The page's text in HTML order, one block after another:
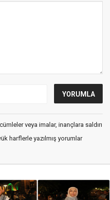
veya imalar, inançlara saldırı
harflerle yazılmış yorumlar